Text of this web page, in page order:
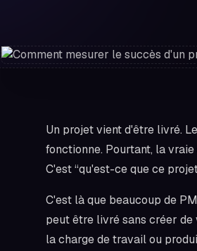
Un projet vient d'être livré.
fonctionne. Pourtant, la
C'est “qu'est-ce que ce
C'est là que beaucoup de
peut être livré sans créer
la charge de travail ou